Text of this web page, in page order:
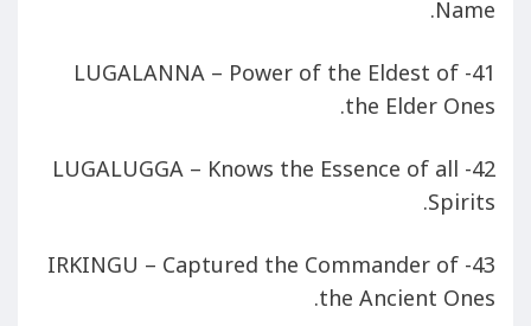
Name.
41- LUGALANNA – Power of the Eldest of
the Elder Ones.
42- LUGALUGGA – Knows the Essence of all
Spirits.
43- IRKINGU – Captured the Commander of
the Ancient Ones.